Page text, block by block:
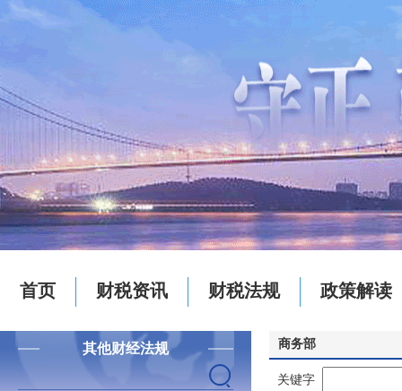
首页 财税资讯 财税法规 政策解读
其他财经法规 商务部
关键字